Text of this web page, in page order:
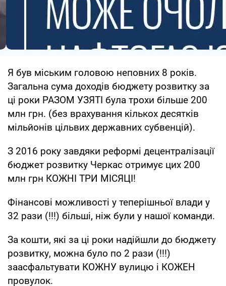
Я був міським головою неповних 8 років.
Загальна сума доходів бюджету розвитку за
ці роки РАЗОМ УЗЯТІ була трохи більше 200
млн грн. (без врахування кількох десятків
мільйонів цільвих державних субвенцій).
З 2016 року завдяки реформі децентралізації
бюджет розвитку Черкас отримує цих 200
млн грн КОЖНІ ТРИ МІСЯЦІ!
Фінансові можливості у теперішньої влади у
32 рази (!!!) більші, ніж були у нашої команди.
За кошти, які за ці роки надійшли до бюджету
розвитку, можна було по 2 рази (!!!)
заасфальтувати КОЖНУ вулицю і КОЖЕН
провулок.